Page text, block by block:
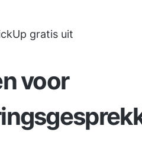
gratis uit
voor